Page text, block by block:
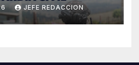
JEFE REDACCION